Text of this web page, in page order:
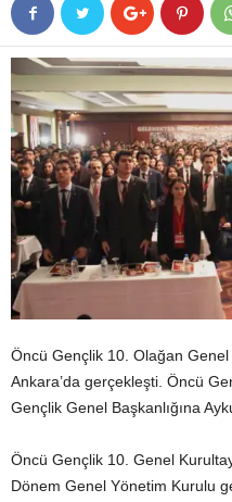
Öncü Gençlik 10. Olağan
Ankara’da gerçekleşti. Öncü
Gençlik Genel Başkanlığına
Öncü Gençlik 10. Genel
Dönem Genel Yönetim Kurulu